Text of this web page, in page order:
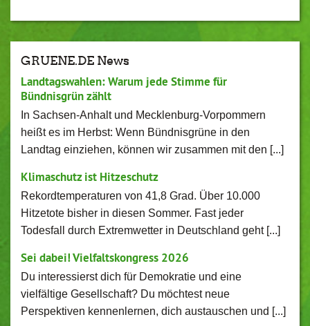
GRUENE.DE News
Landtagswahlen: Warum jede Stimme für
Bündnisgrün zählt
In Sachsen-Anhalt und Mecklenburg-Vorpommern
heißt es im Herbst: Wenn Bündnisgrüne in den
Landtag einziehen, können wir zusammen mit den [...]
Klimaschutz ist Hitzeschutz
Rekordtemperaturen von 41,8 Grad. Über 10.000
Hitzetote bisher in diesen Sommer. Fast jeder
Todesfall durch Extremwetter in Deutschland geht [...]
Sei dabei! Vielfaltskongress 2026
Du interessierst dich für Demokratie und eine
vielfältige Gesellschaft? Du möchtest neue
Perspektiven kennenlernen, dich austauschen und [...]